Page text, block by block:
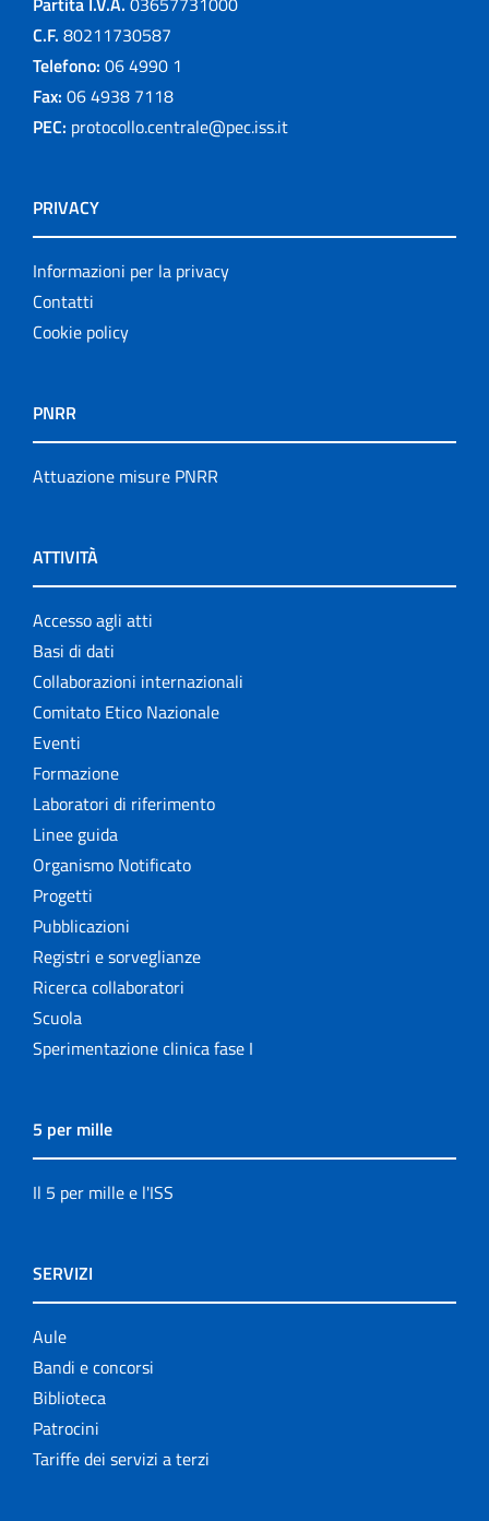
C.F. 80211730587
Telefono: 06 4990 1
Fax: 06 4938 7118
PEC: protocollo.centrale@pec.iss.it
PRIVACY
Informazioni per la privacy
Contatti
Cookie policy
PNRR
Attuazione misure PNRR
ATTIVITÀ
Accesso agli atti
Basi di dati
Collaborazioni internazionali
Comitato Etico Nazionale
Eventi
Formazione
Laboratori di riferimento
Linee guida
Organismo Notificato
Progetti
Pubblicazioni
Registri e sorveglianze
Ricerca collaboratori
Scuola
Sperimentazione clinica fase I
5 per mille
Il 5 per mille e l'ISS
SERVIZI
Aule
Bandi e concorsi
Biblioteca
Patrocini
Tariffe dei servizi a terzi